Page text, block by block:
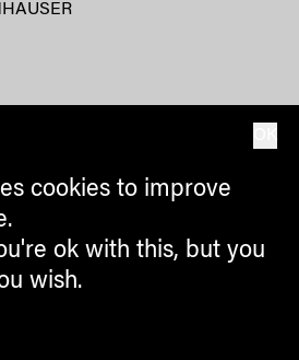
cookies to improve
ok with this, but you
wish.